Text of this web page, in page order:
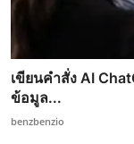
เขียนคำสั่ง AI
ข้อมูล...
benzbenzio